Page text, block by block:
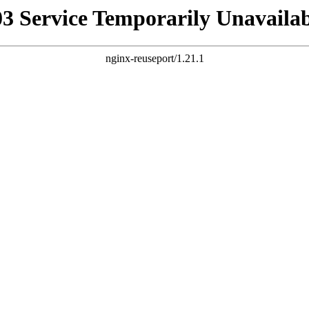
Service Temporarily
nginx-reuseport/1.21.1